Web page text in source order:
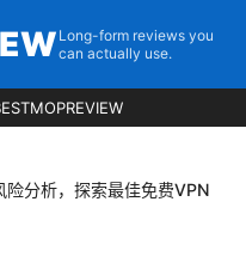
Long-form reviews you
can actually use.
分析，探索最佳免费VPN